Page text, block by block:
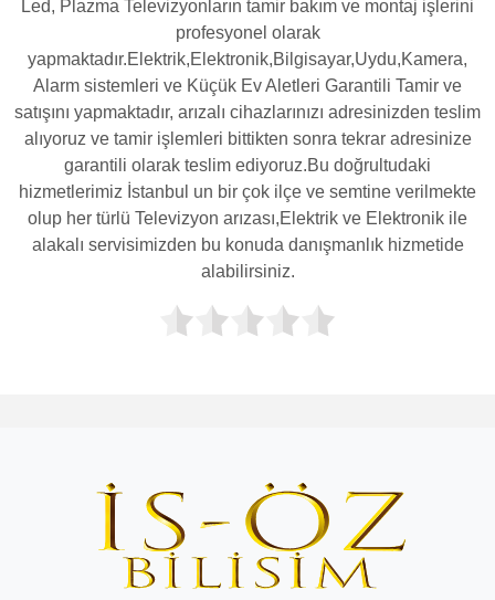
Led, Plazma Televizyonların tamir bakım ve montaj işlerini
profesyonel olarak
yapmaktadır.Elektrik,Elektronik,Bilgisayar,Uydu,Kamera,
Alarm sistemleri ve Küçük Ev Aletleri Garantili Tamir ve
satışını yapmaktadır, arızalı cihazlarınızı adresinizden teslim
alıyoruz ve tamir işlemleri bittikten sonra tekrar adresinize
garantili olarak teslim ediyoruz.Bu doğrultudaki
hizmetlerimiz İstanbul un bir çok ilçe ve semtine verilmekte
olup her türlü Televizyon arızası,Elektrik ve Elektronik ile
alakalı servisimizden bu konuda danışmanlık hizmetide
alabilirsiniz.